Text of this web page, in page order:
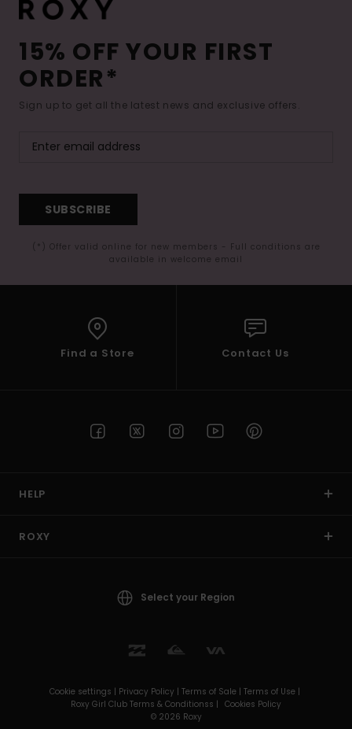
15% OFF YOUR FIRST
ORDER*
Sign up to get all the latest news and exclusive offers.
SUBSCRIBE
(*) Offer valid online for new members - Full conditions are
available in welcome email
Find a Store Contact Us
HELP
ROXY
Select your Region
Cookie settings | Privacy Policy | Terms of Sale | Terms of Use |
Roxy Girl Club Terms & Conditionss | Cookies Policy
© 2026 Roxy